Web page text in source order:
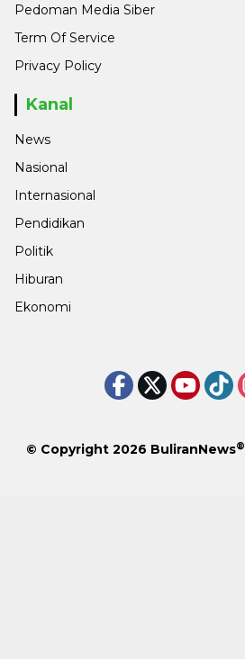
Pedoman Media Siber
Term Of Service
Privacy Policy
Kanal
News
Nasional
Internasional
Pendidikan
Politik
Hiburan
Ekonomi
© Copyright 2026 BuliranNews®